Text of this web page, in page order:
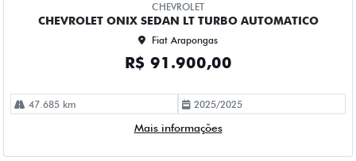
CHEVROLET
CHEVROLET ONIX SEDAN LT TURBO AUTOMATICO
Fiat Arapongas
R$ 91.900,00
47.685 km 2025/2025
Mais informações